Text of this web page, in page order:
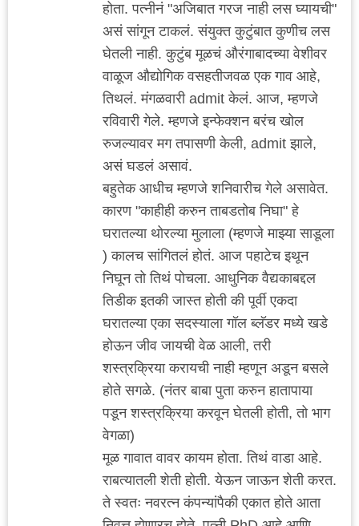
होता. पत्नीनं "अजिबात गरज नाही लस घ्यायची"
असं सांगून टाकलं. संयुक्त कुटुंबात कुणीच लस
घेतली नाही. कुटुंब मूळचं औरंगाबादच्या वेशीवर
वाळूज औद्योगिक वसहतीजवळ एक गाव आहे,
तिथलं. मंगळवारी admit केलं. आज, म्हणजे
रविवारी गेले. म्हणजे इन्फेक्शन बरंच खोल
रुजल्यावर मग तपासणी केली, admit झाले,
असं घडलं असावं.
बहुतेक आधीच म्हणजे शनिवारीच गेले असावेत.
कारण "काहीही करुन ताबडतोब निघा" हे
घरातल्या थोरल्या मुलाला (म्हणजे माझ्या साडूला
) कालच सांगितलं होतं. आज पहाटेच इथून
निघून तो तिथं पोचला. आधुनिक वैद्यकाबद्दल
तिडीक इतकी जास्त होती की पूर्वी एकदा
घरातल्या एका सदस्याला गॉल ब्लॅडर मध्ये खडे
होऊन जीव जायची वेळ आली, तरी
शस्त्रक्रिया करायची नाही म्हणून अडून बसले
होते सगळे. (नंतर बाबा पुता करुन हातापाया
पडून शस्त्रक्रिया करवून घेतली होती, तो भाग
वेगळा)
मूळ गावात वावर कायम होता. तिथं वाडा आहे.
राबत्यातली शेती होती. येऊन जाऊन शेती करत.
ते स्वतः नवरत्न कंपन्यांपैकी एकात होते आता